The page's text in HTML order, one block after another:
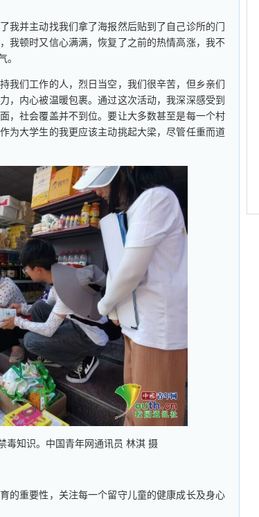
并主动找我们拿了海报然后贴到了自己诊所的门
我顿时又信心满满，恢复了之前的热情高涨，我不
。
们工作的人，烈日当空，我们很辛苦，但乡亲们
，内心被温暖包裹。通过这次活动，我深深感受到
，社会覆盖并不到位。要让大多数甚至是每一个村
为大学生的我更应该主动挑起大梁，尽管任重而道
毒知识。中国青年网通讯员 林淇 摄
重要性，关注每一个留守儿童的健康成长及身心